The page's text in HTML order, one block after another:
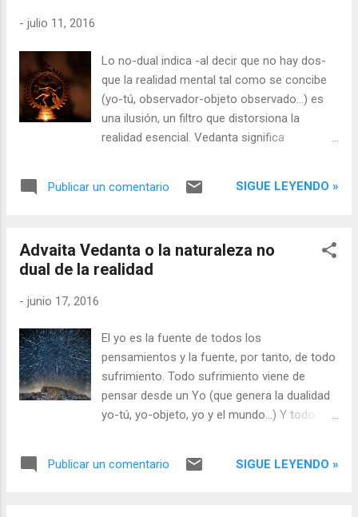
- julio 11, 2016
Lo no-dual indica -al decir que no hay dos-
que la realidad mental tal como se concibe
(yo-tú, observador-objeto observado...) es
una ilusión, un filtro que distorsiona la
realidad esencial. Vedanta significa
dentro del marco del hinduismo,
las Upanidads, las obras de Shankara o más
recientemente las palabras Ramana
todo lo que pueda ser concebido por la
mente y el conocimiento que de por sí es
conocimiento puede aproximarse -mediante
la indagación u otros métodos propositivos-
lo que no somos. Al descartar que no
Publicar un comentario SIGUE LEYENDO »
Advaita Vedanta o la naturaleza no
dual de la realidad
- junio 17, 2016
El yo es la fuente de todos los
pensamientos y la fuente, por tanto, de todo
sufrimiento. Todo sufrimiento viene de
pensar desde un Yo (que genera la dualidad
yo-tú, yo-objeto, yo y el mundo...) Y todo
no habría pensamiento. O dicho de otra
Publicar un comentario SIGUE LEYENDO »